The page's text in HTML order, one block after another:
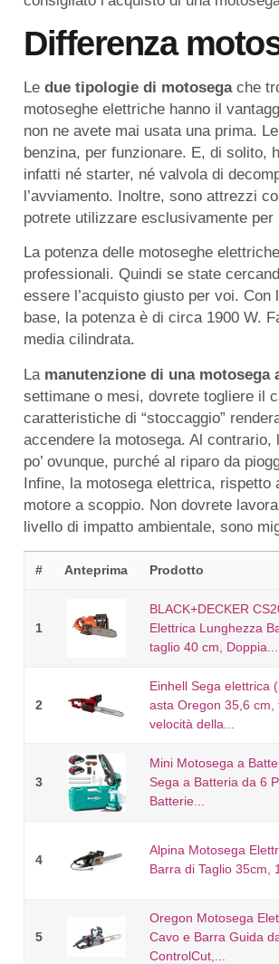
Differenza
Le due tipologie di motosegache
motoseghe elettriche hanno il
non ne avete mai usata una prima.
benzina, per funzionare. E, di solito,
infatti né starter, né valvola di
l’avviamento. Inoltre, sono attrezzi
potrete utilizzare esclusivamente
La potenza delle motoseghe
professionali. Quindi se state
essere l’acquisto giusto per voi.
base, la potenza è di circa 1900 W.
media cilindrata.
La manutenzione di una motosega
settimane o mesi, dovrete togliere il
caratteristiche di “stoccaggio”
accendere la motosega. Al
po’ ovunque, purché al riparo da
Infine, la motosega elettrica, rispetto
motore a scoppio. Non dovrete
livello di impatto ambientale, sono
# Anteprima Prodotto
1
BLACK+DECKER
Elettrica Lunghezza
taglio 40 cm, Doppia...
2
Einhell Sega elettrica
asta Oregon 35,6 cm,
velocità della...
3
Mini Motosega a
Sega a Batteria da 6
Batterie...
4
Alpina Motosega
Barra di Taglio 35cm,
5
Oregon Motosega
Cavo e Barra Guida
ControlCut,...